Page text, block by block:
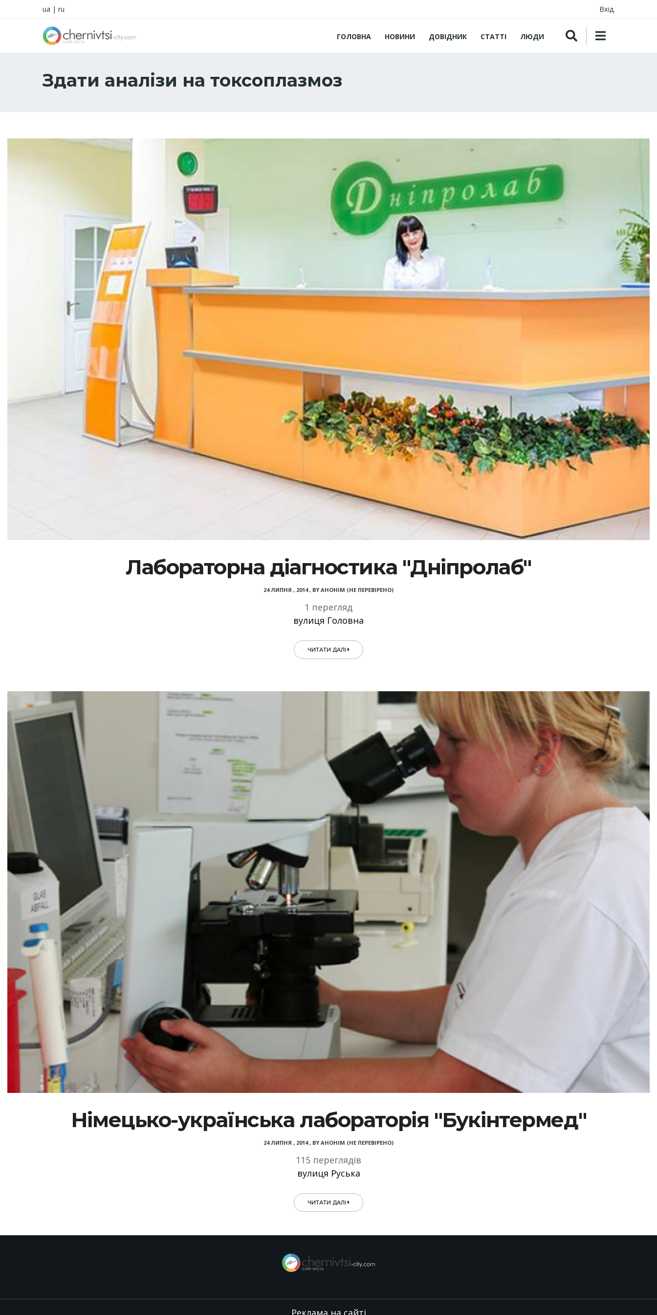
ua | ru Вхід
ГОЛОВНА НОВИНИ ДОВІДНИК СТАТТІ ЛЮДИ
Здати аналізи на токсоплазмоз
Лабораторна діагностика "Дніпролаб"
24 ЛИПНЯ , 2014, BY АНОНІМ (НЕ ПЕРЕВІРЕНО)
1 перегляд
вулиця Головна
ЧИТАТИ ДАЛІ
Німецько-українська лабораторія "Букінтермед"
24 ЛИПНЯ , 2014, BY АНОНІМ (НЕ ПЕРЕВІРЕНО)
115 переглядів
вулиця Руська
ЧИТАТИ ДАЛІ
Реклама на сайті